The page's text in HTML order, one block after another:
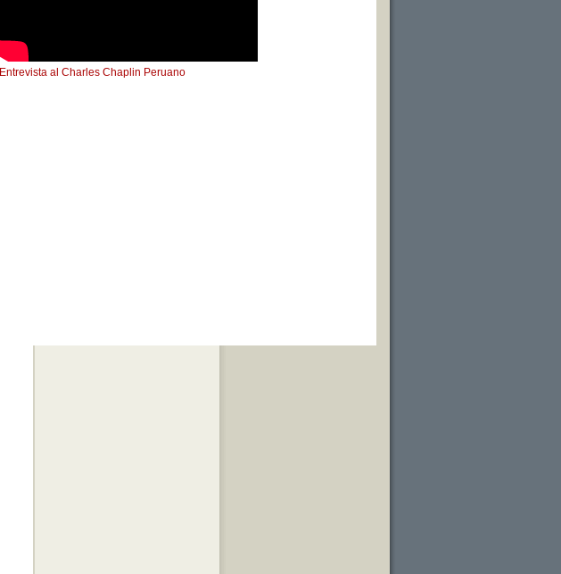
Entrevista al Charles Chaplin Peruano